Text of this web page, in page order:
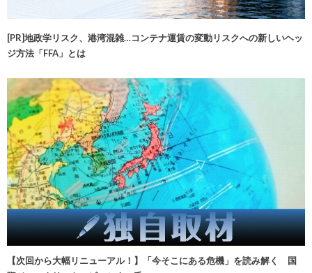
[PR]地政学リスク、港湾混雑…コンテナ運賃の変動リスクへの新しいヘッ
ジ方法「FFA」とは
【次回から大幅リニューアル！】「今そこにある危機」を読み解く 国